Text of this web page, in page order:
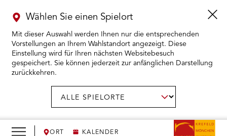
ORT KALENDER
Wählen Sie einen Spielort
Mit dieser Auswahl werden Ihnen nur die entsprechenden
Vorstellungen an Ihrem Wahlstandort angezeigt. Diese
Einstellung wird für Ihren nächsten Websitebesuch
gespeichert. Sie können jederzeit zur anfänglichen Darstellung
zurückkehren.
KARTENKAUF ÖFFNEN